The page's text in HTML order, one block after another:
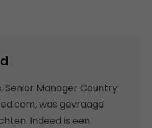
Senior Manager Country
was gevraagd
Indeed is een